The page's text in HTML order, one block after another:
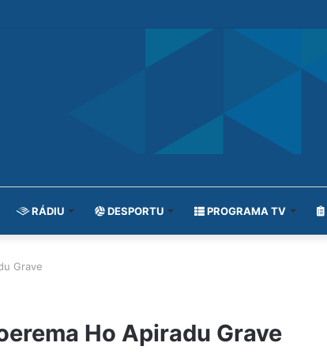
RÁDIU DESPORTU PROGRAMA TV
Grave
Ho Apiradu Grave